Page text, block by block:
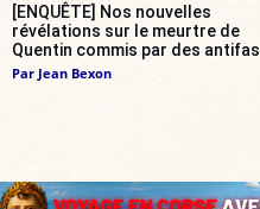
[ENQUÊTE] Nos nouvelles
révélations sur le meurtre de
Quentin commis par des antifas
Par Jean Bexon